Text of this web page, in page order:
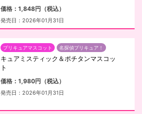
価格：1,848円（税込）
発売日：2026年01月31日
プリキュアマスコット 名探偵プリキュア！
キュアミスティック＆ポチタンマスコッ
ト
価格：1,980円（税込）
発売日：2026年01月31日